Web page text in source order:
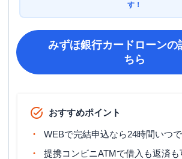
す！
みずほ銀行カードローンの
ちら
おすすめポイント
WEBで完結申込なら24時間いつで
提携コンビニATMで借入も返済も